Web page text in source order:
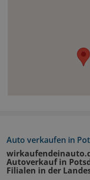
Auto verkaufen in
Autoverkauf in
Filialen in der